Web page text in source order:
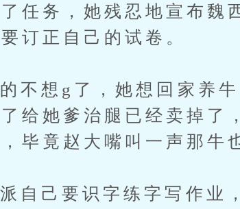
任务，她残忍地宣布魏
订正自己的试卷。
g了，她想回家养牛
给她爹治腿已经卖掉了
毕竟赵大嘴叫一声那牛
要识字练字写作业，